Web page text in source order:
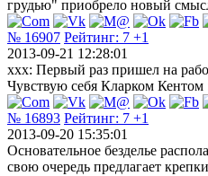
грудью" приобрело новый
№ 16907 Рейтинг: 7 +1
2013-09-21 12:28:01
xxx: Первый раз пришел на
Чувствую себя Кларком Кентом
№ 16893 Рейтинг: 7 +1
2013-09-20 15:35:01
Основательное безделье
свою очередь предлагает